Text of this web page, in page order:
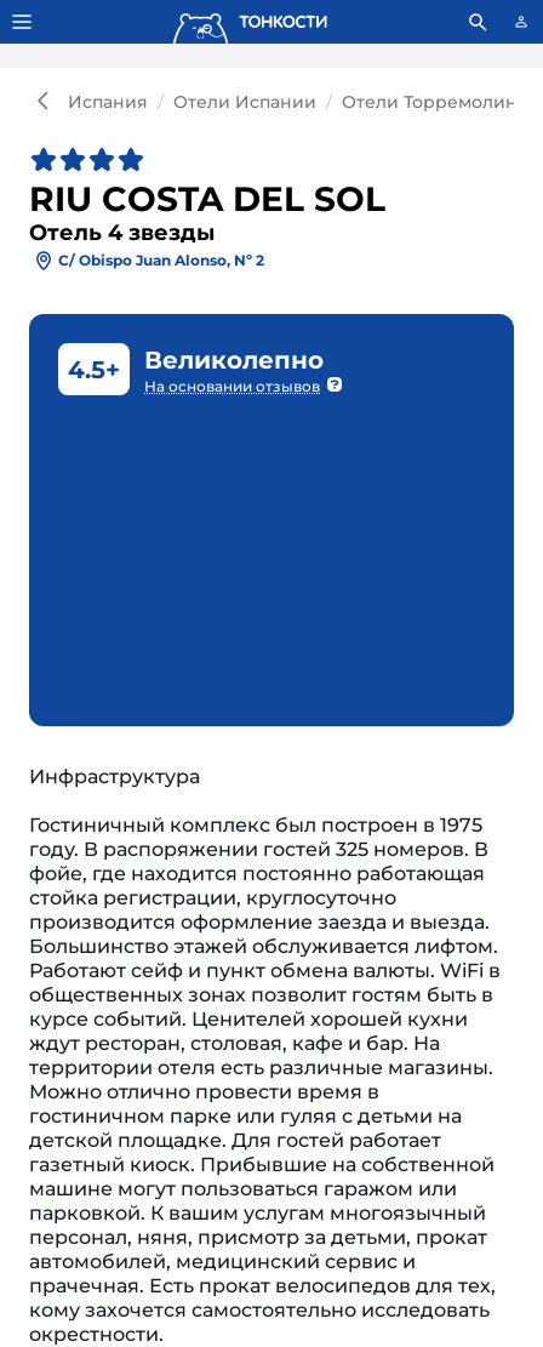
Тонкости используют сookie-файлы. Что это значит?
Испания Отели Испании Отели
RIU COSTA DEL SOL
Отель 4 звезды
C/ Obispo Juan Alonso, Nº 2
4.5+ Великолепно
На основании отзывов
Инфраструктура
Гостиничный комплекс был построен в 1975
году. В распоряжении гостей 325 номеров. В
фойе, где находится постоянно работающая
стойка регистрации, круглосуточно
производится оформление заезда и выезда.
Большинство этажей обслуживается лифтом.
Работают сейф и пункт обмена валюты. WiFi в
общественных зонах позволит гостям быть в
курсе событий. Ценителей хорошей кухни
ждут ресторан, столовая, кафе и бар. На
территории отеля есть различные магазины.
Можно отлично провести время в
гостиничном парке или гуляя с детьми на
детской площадке. Для гостей работает
газетный киоск. Прибывшие на собственной
машине могут пользоваться гаражом или
парковкой. К вашим услугам многоязычный
персонал, няня, присмотр за детьми, прокат
автомобилей, медицинский сервис и
прачечная. Есть прокат велосипедов для тех,
кому захочется самостоятельно исследовать
окрестности.